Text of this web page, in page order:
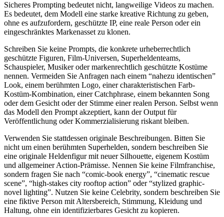
Sicheres Prompting bedeutet nicht, langweilige Videos zu machen.
Es bedeutet, dem Modell eine starke kreative Richtung zu geben,
ohne es aufzufordern, geschützte IP, eine reale Person oder ein
eingeschränktes Markenasset zu klonen.
Schreiben Sie keine Prompts, die konkrete urheberrechtlich
geschützte Figuren, Film-Universen, Superheldenteams,
Schauspieler, Musiker oder markenrechtlich geschützte Kostüme
nennen. Vermeiden Sie Anfragen nach einem “nahezu identischen”
Look, einem berühmten Logo, einer charakteristischen Farb-
Kostüm-Kombination, einer Catchphrase, einem bekannten Song
oder dem Gesicht oder der Stimme einer realen Person. Selbst wenn
das Modell den Prompt akzeptiert, kann der Output für
Veröffentlichung oder Kommerzialisierung riskant bleiben.
Verwenden Sie stattdessen originale Beschreibungen. Bitten Sie
nicht um einen berühmten Superhelden, sondern beschreiben Sie
eine originale Heldenfigur mit neuer Silhouette, eigenem Kostüm
und allgemeiner Action-Prämisse. Nennen Sie keine Filmfranchise,
sondern fragen Sie nach “comic-book energy”, “cinematic rescue
scene”, “high-stakes city rooftop action” oder “stylized graphic-
novel lighting”. Nutzen Sie keine Celebrity, sondern beschreiben Sie
eine fiktive Person mit Altersbereich, Stimmung, Kleidung und
Haltung, ohne ein identifizierbares Gesicht zu kopieren.